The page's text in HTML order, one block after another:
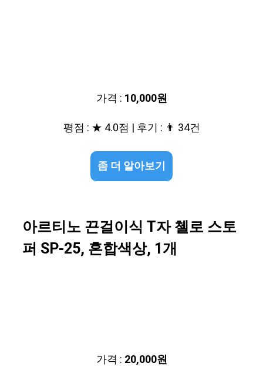
가격 : 10,000원
평점 : ★ 4.0점 | 후기 : 👨‍‍ 34건
좀 더 알아보기
아르티노 끈걸이식 T자 첼로 스토
퍼 SP-25, 혼합색상, 1개
가격 : 20,000원